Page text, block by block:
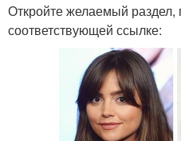
Откройте желаемый раздел,
соответствующей ссылке: